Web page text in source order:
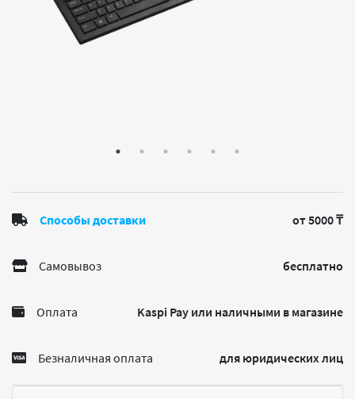
Способы доставки от 5000 ₸
Самовывоз бесплатно
Оплата Kaspi Pay или наличными в магазине
Безналичная оплата для юридических лиц